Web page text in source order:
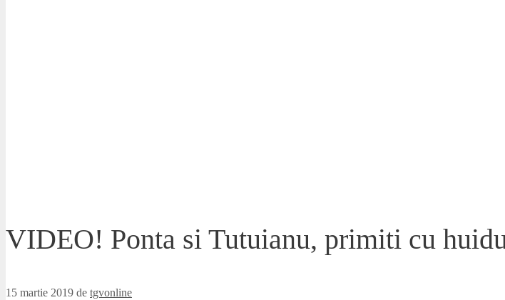
VIDEO! Ponta si Tutuianu, primiti cu
15 martie 2019 de tgvonline